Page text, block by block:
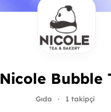
Nicole Bubble
Gıda · 1 takipçi